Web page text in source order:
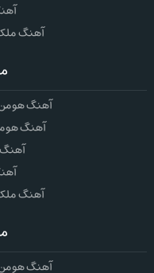
آهنگ
آهنگ هومن
آهنگ
آهنگ
آهنگ هومن